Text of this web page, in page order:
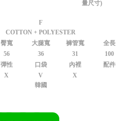
量尺寸)
F
COTTON + POLYESTER
臀寬 大腿寬 褲管寬
全長
56 36 31
100
彈性
口袋 內裡
配件
X
V
X
韓國